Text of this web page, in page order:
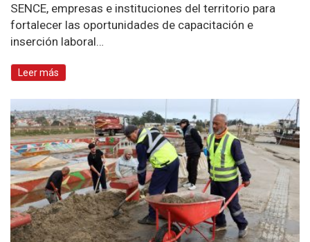
SENCE, empresas e instituciones del territorio para
fortalecer las oportunidades de capacitación e
inserción laboral…
Leer más